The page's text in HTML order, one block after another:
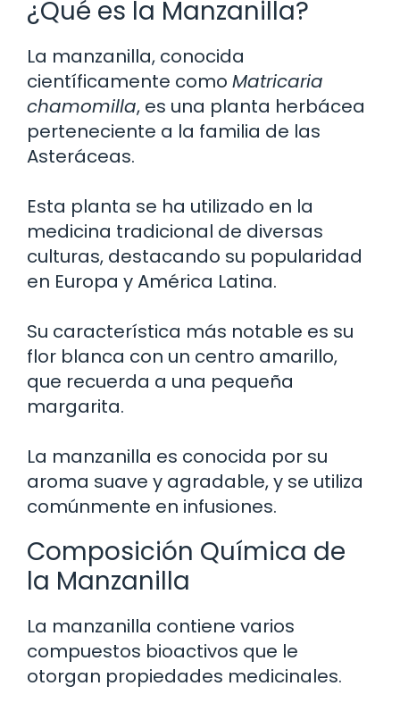
¿Qué es la Manzanilla?
La manzanilla, conocida
científicamente como Matricaria
chamomilla, es una planta herbácea
perteneciente a la familia de las
Asteráceas.
Esta planta se ha utilizado en la
medicina tradicional de diversas
culturas, destacando su popularidad
en Europa y América Latina.
Su característica más notable es su
flor blanca con un centro amarillo,
que recuerda a una pequeña
margarita.
La manzanilla es conocida por su
aroma suave y agradable, y se utiliza
comúnmente en infusiones.
Composición Química de
la Manzanilla
La manzanilla contiene varios
compuestos bioactivos que le
otorgan propiedades medicinales.